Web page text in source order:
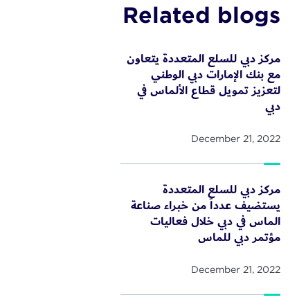
Related blogs
مركز دبي للسلع المتعددة يتعاون
مع بنك الإمارات دبي الوطني
لتعزيز تمويل قطاع الألماس في
دبي
December 21, 2022
مركز دبي للسلع المتعددة
يستضيف عدداَ من خبراء صناعة
الماس في دبي خلال فعاليات
مؤتمر دبي للماس
December 21, 2022